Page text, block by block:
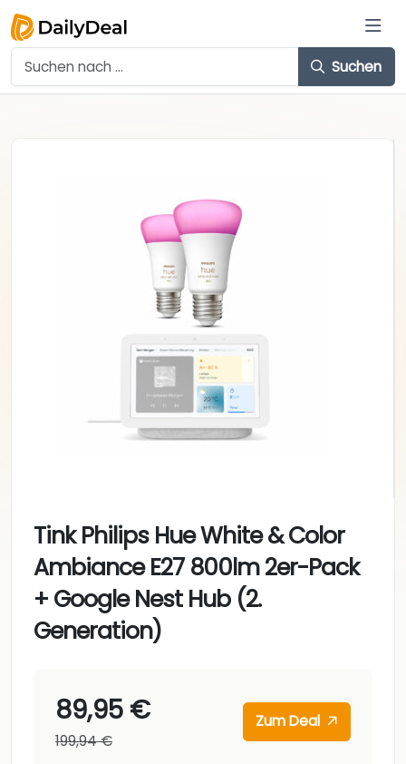
Suchen
Tink Philips Hue White & Color
Ambiance E27 800lm 2er-Pack
+ Google Nest Hub (2.
Generation)
89,95 €
199,94 €
Zum Deal